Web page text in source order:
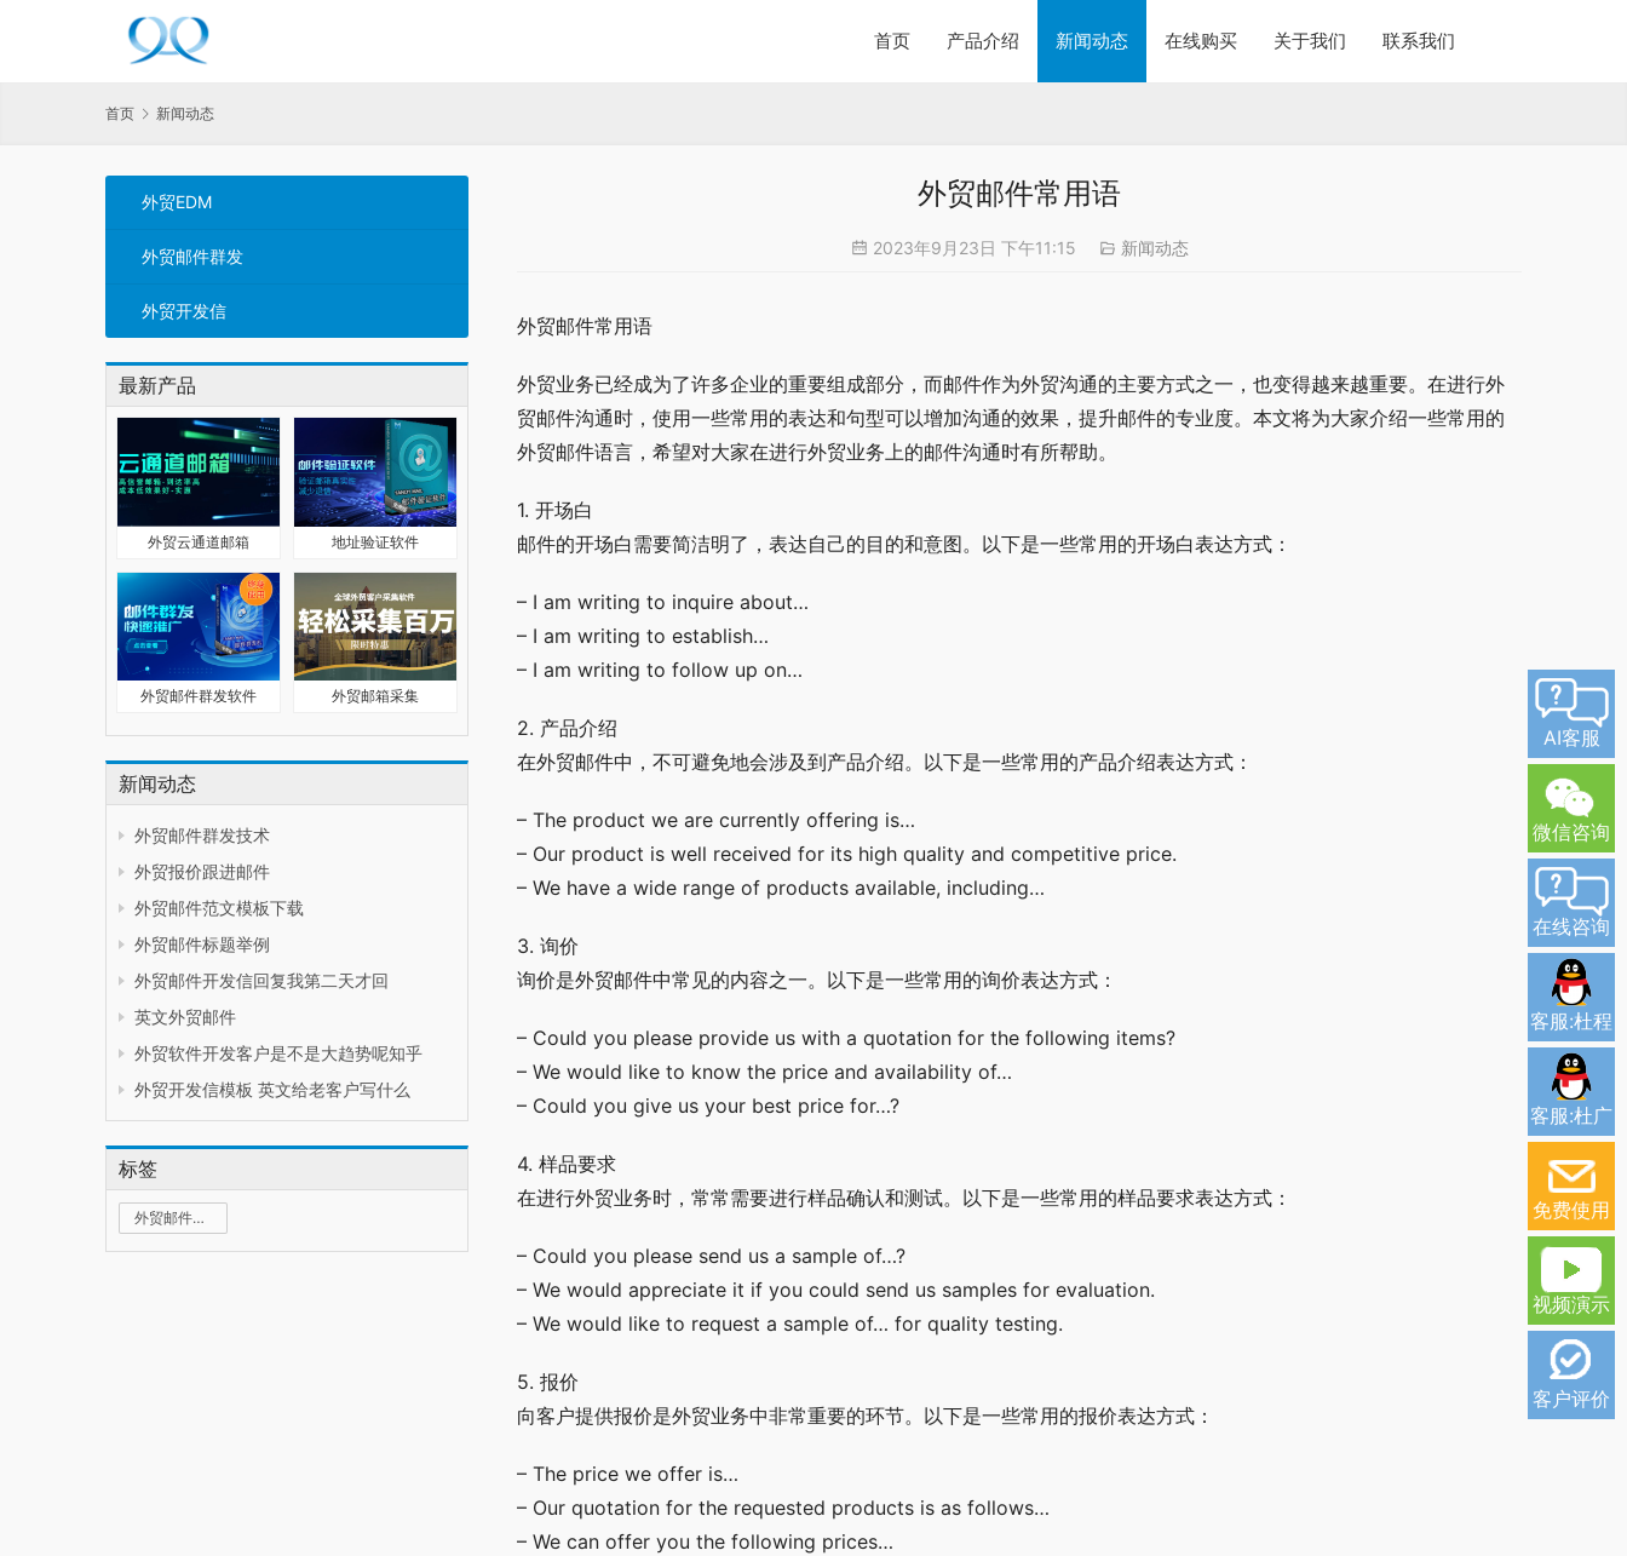
首页 产品介绍 新闻动态 在线购买 关于我们 联系我们
首页 新闻动态
外贸EDM
外贸邮件群发
外贸开发信
最新产品
外贸云通道邮箱 地址验证软件
外贸邮件群发软件 外贸邮箱采集
新闻动态
外贸邮件群发技术
外贸报价跟进邮件
外贸邮件范文模板下载
外贸邮件标题举例
外贸邮件开发信回复我第二天才回
英文外贸邮件
外贸软件开发客户是不是大趋势呢知乎
外贸开发信模板 英文给老客户写什么
标签
外贸邮件群发
外贸邮件常用语
2023年9月23日 下午11:15 新闻动态
外贸邮件常用语
外贸业务已经成为了许多企业的重要组成部分，而邮件作为外贸沟通的主要方式之一，也变得越来越重要。在进行外
贸邮件沟通时，使用一些常用的表达和句型可以增加沟通的效果，提升邮件的专业度。本文将为大家介绍一些常用的
外贸邮件语言，希望对大家在进行外贸业务上的邮件沟通时有所帮助。
1. 开场白
邮件的开场白需要简洁明了，表达自己的目的和意图。以下是一些常用的开场白表达方式：
– I am writing to inquire about…
– I am writing to establish…
– I am writing to follow up on…
2. 产品介绍
在外贸邮件中，不可避免地会涉及到产品介绍。以下是一些常用的产品介绍表达方式：
– The product we are currently offering is…
– Our product is well received for its high quality and competitive price.
– We have a wide range of products available, including…
3. 询价
询价是外贸邮件中常见的内容之一。以下是一些常用的询价表达方式：
– Could you please provide us with a quotation for the following items?
– We would like to know the price and availability of…
– Could you give us your best price for…?
4. 样品要求
在进行外贸业务时，常常需要进行样品确认和测试。以下是一些常用的样品要求表达方式：
– Could you please send us a sample of…?
– We would appreciate it if you could send us samples for evaluation.
– We would like to request a sample of… for quality testing.
5. 报价
向客户提供报价是外贸业务中非常重要的环节。以下是一些常用的报价表达方式：
– The price we offer is…
– Our quotation for the requested products is as follows…
– We can offer you the following prices…
AI客服
微信咨询
在线咨询
客服:杜程
客服:杜广
免费使用
视频演示
客户评价